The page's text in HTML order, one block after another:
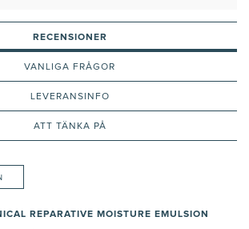
RECENSIONER
VANLIGA FRÅGOR
LEVERANSINFO
ATT TÄNKA PÅ
REPARATIVE MOISTURE EMULSION